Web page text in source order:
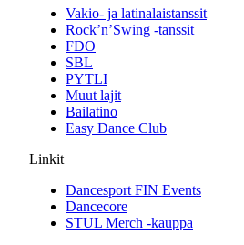
Vakio- ja latinalaistanssit
Rock’n’Swing -tanssit
FDO
SBL
PYTLI
Muut lajit
Bailatino
Easy Dance Club
Linkit
Dancesport FIN Events
Dancecore
STUL Merch -kauppa